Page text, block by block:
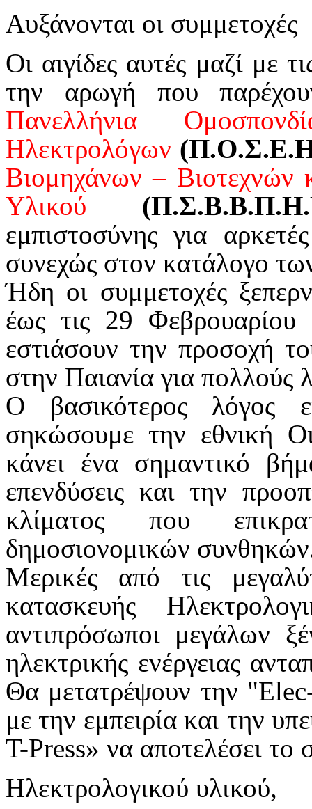
Αυξάνονται οι συμμετοχές
Οι αιγίδες αυτές μαζί με
την αρωγή που
Πανελλήνια
Ηλεκτρολόγων
Βιομηχάνων – Βιοτεχνών
Υλικού
εμπιστοσύνης για
συνεχώς στον κατάλογο
Ήδη οι συμμετοχές
έως τις 29
εστιάσουν την προσοχή
στην Παιανία για πολλούς
Ο βασικότερος λόγος
σηκώσουμε την εθνική
κάνει ένα σημαντικό
επενδύσεις και την
κλίματος που
δημοσιονομικών
Μερικές από τις
κατασκευής
αντιπρόσωποι μεγάλων
ηλεκτρικής ενέργειας
Θα μετατρέψουν την
με την εμπειρία και την
T-Press» να αποτελέσει το
Ηλεκτρολογικού υλικού,